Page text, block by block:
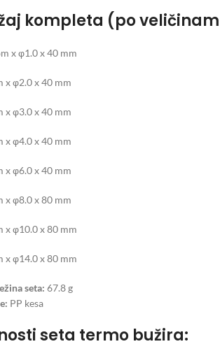
kompleta (po
x φ1.0 x 40 mm
x φ2.0 x 40 mm
x φ3.0 x 40 mm
x φ4.0 x 40 mm
x φ6.0 x 40 mm
x φ8.0 x 80 mm
x φ10.0 x 80 mm
x φ14.0 x 80 mm
seta: 67.8 g
PP kesa
seta termo bužira: